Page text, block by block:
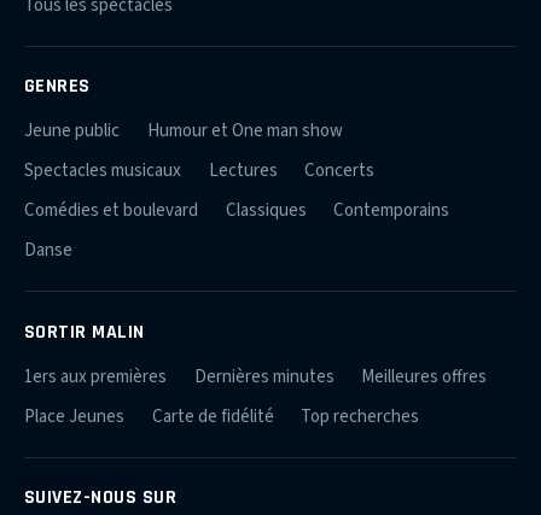
GENRES
Jeune public
Humour et One man show
Spectacles musicaux
Lectures
Concerts
Comédies et boulevard
Classiques
Contemporains
Danse
SORTIR MALIN
1ers aux premières Dernières minutes
Meilleures offres
Place Jeunes
Carte de fidélité Top recherches
SUIVEZ-NOUS SUR